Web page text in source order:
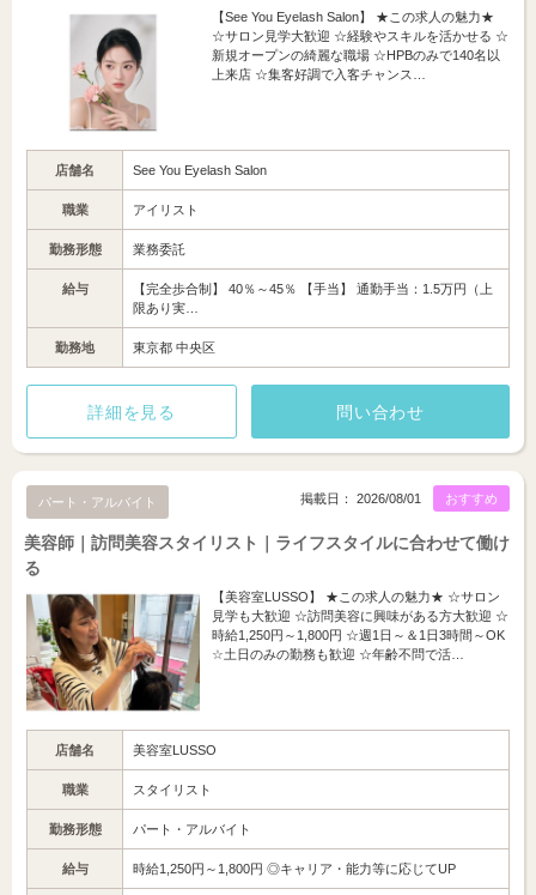
【See You Eyelash Salon】 ★この求人の魅力★
☆サロン見学大歓迎 ☆経験やスキルを活かせる ☆
新規オープンの綺麗な職場 ☆HPBのみで140名以
上来店 ☆集客好調で入客チャンス…
店舗名 See You Eyelash Salon
職業 アイリスト
勤務形態 業務委託
給与
【完全歩合制】 40％～45％ 【手当】 通勤手当：1.5万円（上
限あり実…
勤務地 東京都 中央区
詳細を見る 問い合わせ
パート・アルバイト おすすめ
掲載日： 2026/08/01
美容師｜訪問美容スタイリスト｜ライフスタイルに合わせて働け
る
【美容室LUSSO】 ★この求人の魅力★ ☆サロン
見学も大歓迎 ☆訪問美容に興味がある方大歓迎 ☆
時給1,250円～1,800円 ☆週1日～＆1日3時間～OK
☆土日のみの勤務も歓迎 ☆年齢不問で活…
店舗名 美容室LUSSO
職業 スタイリスト
勤務形態 パート・アルバイト
給与 時給1,250円～1,800円 ◎キャリア・能力等に応じてUP